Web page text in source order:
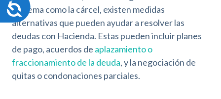
A
c
e
i
b
i
extrema como la cárcel, existen medidas
alternativas que pueden ayudar a resolver las
deudas con Hacienda. Estas pueden incluir planes
de pago, acuerdos de aplazamiento o
fraccionamiento de la deuda, y la negociación de
quitas o condonaciones parciales.